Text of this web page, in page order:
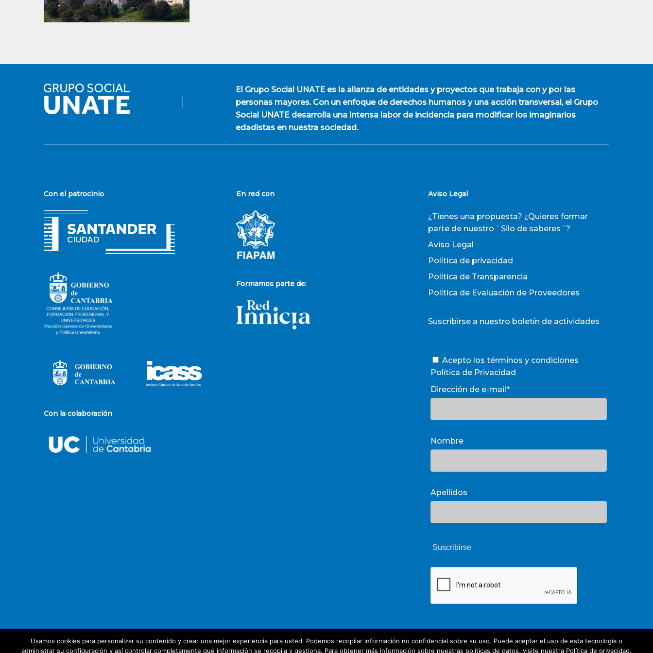
El Grupo Social UNATEes la alianza de entidades y proyectos que trabaja con y por las
personas mayores. Con un enfoque de derechos humanos y una acción transversal, el Grupo
Social UNATE desarrolla una intensa labor de incidencia para modificar los imaginarios
edadistas en nuestra sociedad.
Con el patrocinio
Con la colaboración
En red con
Formamos parte de:
Aviso Legal
¿Tienes una propuesta? ¿Quieres formar
parte de nuestro `Silo de saberes´?
Aviso Legal
Política de privacidad
Política de Transparencia
Política de Evaluación de Proveedores
Suscribirse a nuestro boletín de actividades
Acepto los términos y condiciones
Política de Privacidad
Dirección de e-mail*
Nombre
Apellidos
Usamos cookies para personalizar su contenido y crear una mejor experiencia para usted. Podemos recopilar información no confidencial sobre su uso. Puede aceptar el uso de esta tecnología o
administrar su configuración y así controlar completamente qué información se recopila y gestiona. Para obtener más información sobre nuestras políticas de datos, visite nuestra Política de privacidad.